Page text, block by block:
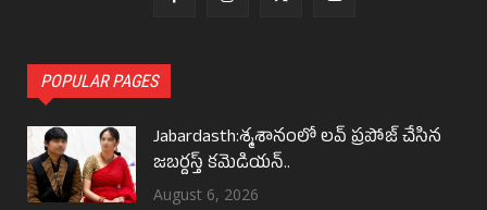
POPULAR PAGES
Jabardasth:శ్మశానంలో లవ్ ప్రపోజ్ చేసిన
జబర్దస్త్ కమెడియన్..
August 6, 2026